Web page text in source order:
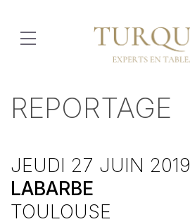
REPORTAGE
JEUDI 27 JUIN 2019
LABARBE
TOULOUSE